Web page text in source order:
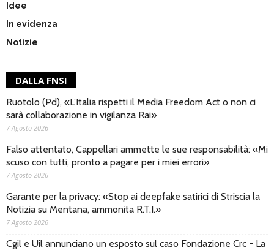
Idee
In evidenza
Notizie
DALLA FNSI
Ruotolo (Pd), «L’Italia rispetti il Media Freedom Act o non ci
sarà collaborazione in vigilanza Rai»
7 Agosto 2026
Falso attentato, Cappellari ammette le sue responsabilità: «Mi
scuso con tutti, pronto a pagare per i miei errori»
7 Agosto 2026
Garante per la privacy: «Stop ai deepfake satirici di Striscia la
Notizia su Mentana, ammonita R.T.I.»
7 Agosto 2026
Cgil e Uil annunciano un esposto sul caso Fondazione Crc - La